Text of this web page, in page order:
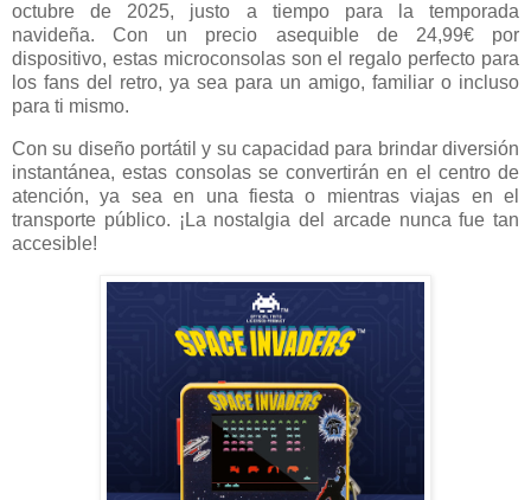
octubre de 2025, justo a tiempo para la temporada
navideña. Con un precio asequible de 24,99€ por
dispositivo, estas microconsolas son el regalo perfecto para
los fans del retro, ya sea para un amigo, familiar o incluso
para ti mismo.
Con su diseño portátil y su capacidad para brindar diversión
instantánea, estas consolas se convertirán en el centro de
atención, ya sea en una fiesta o mientras viajas en el
transporte público. ¡La nostalgia del arcade nunca fue tan
accesible!